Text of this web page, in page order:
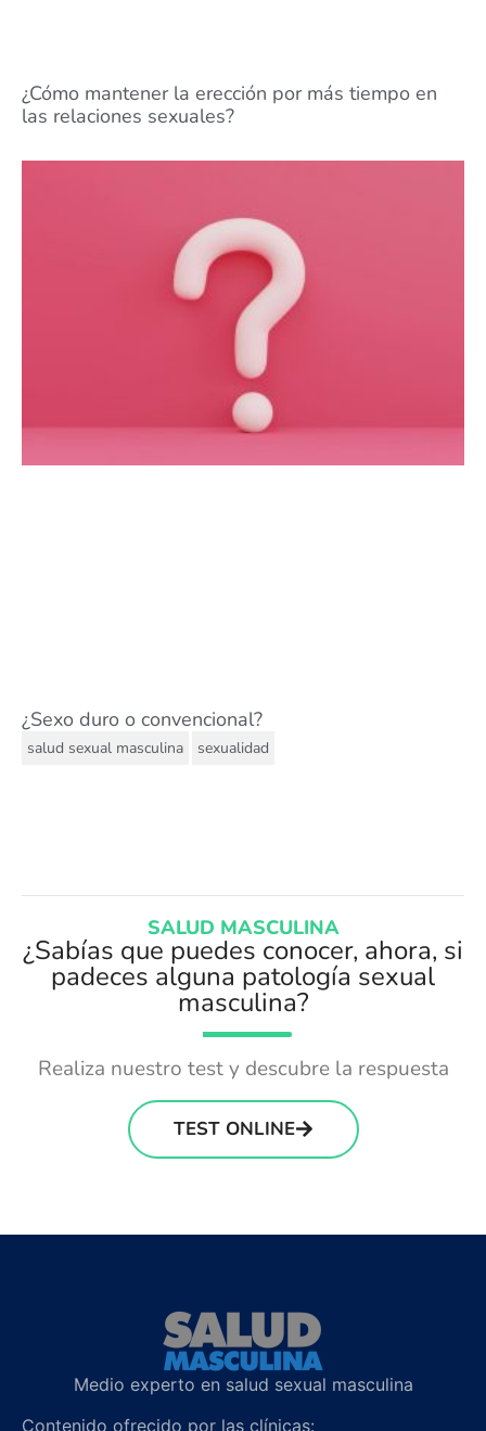
¿Cómo mantener la erección por más tiempo en
las relaciones sexuales?
¿Sexo duro o convencional?
salud sexual masculina sexualidad
SALUD MASCULINA
¿Sabías que puedes conocer, ahora, si
padeces alguna patología sexual
masculina?
Realiza nuestro test y descubre la respuesta
TEST ONLINE
Medio experto en salud sexual masculina
Contenido ofrecido por las clínicas: